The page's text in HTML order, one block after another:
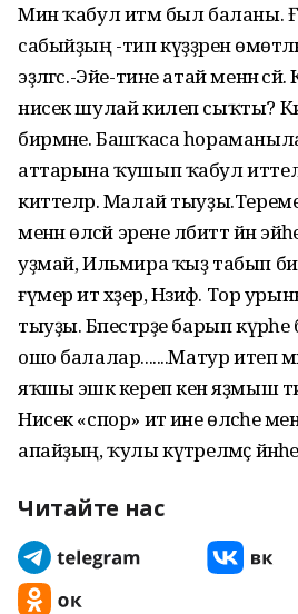
Мин ҡабул итәм был баланы.
сабыйҙың -тип күҙҙәренә
эҙләгәс.-Эйе-тине атай менән
нисек шулай килеп сыҡты?
бирмәне. Башҡаса
аттарына ҡушып ҡабул
киттеләр. Малай
менән өләсәй эрене әлбиттә йән
уҙмай, Ильмира ҡыҙ табып
ғүмер итә хәҙер, Нәзифә. Тор
тыуҙы. Бәпестәрҙе барып
ошо балалар.......Матур итеп
яҡшы эшкә кереп кенә яҙмыш
Нисек «спор» итә ине өләсәһе
апайҙың, ҡулы күтәрелмәҫ
Читайте нас